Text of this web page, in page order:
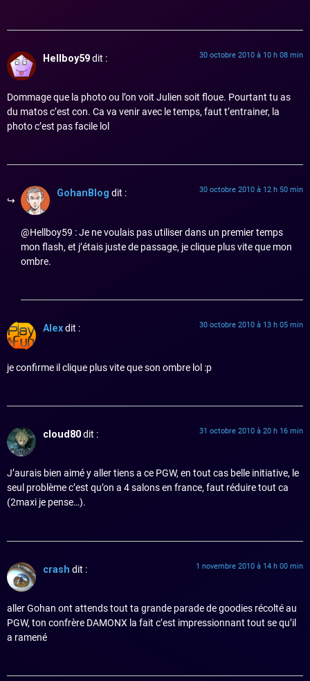
Hellboy59dit : 30 octobre 2010 à 10 h 08 min
Dommage que la photo ou l’on voit Julien soit floue. Pourtant tu as
du matos c’est con. Ca va venir avec le temps, faut t’entrainer, la
photo c’est pas facile lol
GohanBlog dit : 30 octobre 2010 à 12 h 50 min
@Hellboy59 : Je ne voulais pas utiliser dans un premier temps
mon flash, et j’étais juste de passage, je clique plus vite que mon
ombre.
Alexdit : 30 octobre 2010 à 13 h 05 min
je confirme il clique plus vite que son ombre lol :p
cloud80dit : 31 octobre 2010 à 20 h 16 min
J’aurais bien aimé y aller tiens a ce PGW, en tout cas belle initiative, le
seul problème c’est qu’on a 4 salons en france, faut réduire tout ca
(2maxi je pense…).
crash dit : 1 novembre 2010 à 14 h 00 min
aller Gohan ont attends tout ta grande parade de goodies récolté au
PGW, ton confrère DAMONX la fait c’est impressionnant tout se qu’il
a ramené